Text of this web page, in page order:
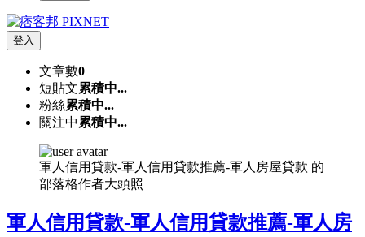
登入
文章數0
短貼文累積中...
粉絲累積中...
關注中 累積中...
軍人信用貸款-軍人信用貸款推薦-軍人房屋貸款 的
部落格作者大頭照
軍人信用貸款-軍人信用貸款推薦-軍人房